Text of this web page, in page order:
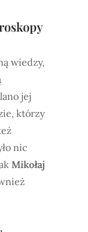
wiedzy,
jej
którzy
nic
Mikołaj